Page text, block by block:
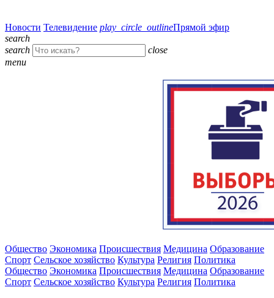
Новости Телевидение play_circle_outlineПрямой эфир
search
search
close
menu
Общество Экономика Происшествия Медицина Образование
Спорт Сельское хозяйство Культура Религия Политика
Общество Экономика Происшествия Медицина Образование
Спорт Сельское хозяйство Культура Религия Политика